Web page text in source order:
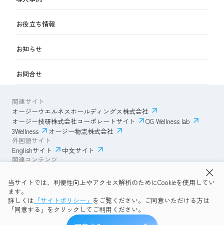
当サイトでは、利便性向上やアクセス解析のためにCookieを使用してい
ます。
詳しくは 「サイトポリシー」 をご覧ください。ご同意いただける方は
「同意する」をクリックしてご利用ください。
お役立ち情報
お知らせ
お問合せ
関連サイト
オージーウエルネスホールディングス株式会社
オージー技研株式会社コーポレートサイト
OG Wellness lab
3Wellness
オージー物流株式会社
外国語サイト
Englishサイト
中文サイト
関連コンテンツ
透明性ガイドライン
プライバシーポリシー
OG Wellness会員規約
コミュニティガイドライン
サイトマップ
Copyright © 2026 OG Wellness Co., Ltd. All rights reserved.